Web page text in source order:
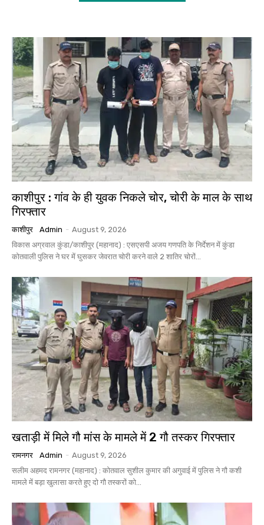
काशीपुर : गांव के ही युवक निकले चोर, चोरी के माल के साथ
गिरफ्तार
काशीपुर Admin - August 9, 2026
विकास अग्रवाल कुंडा/काशीपुर (महानाद) : एसएसपी अजय गणपति के निर्देशन में कुंडा
कोतवाली पुलिस ने घर में घुसकर जेवरात चोरी करने वाले 2 शातिर चोरों...
खताड़ी में मिले गौ मांस के मामले में 2 गौ तस्कर गिरफ्तार
रामनगर Admin - August 9, 2026
सलीम अहमद रामनगर (महानाद) : कोतवाल सुशील कुमार की अगुवाई में पुलिस ने गौ कशी
मामले में बड़ा खुलासा करते हुए दो गौ तस्करों को...